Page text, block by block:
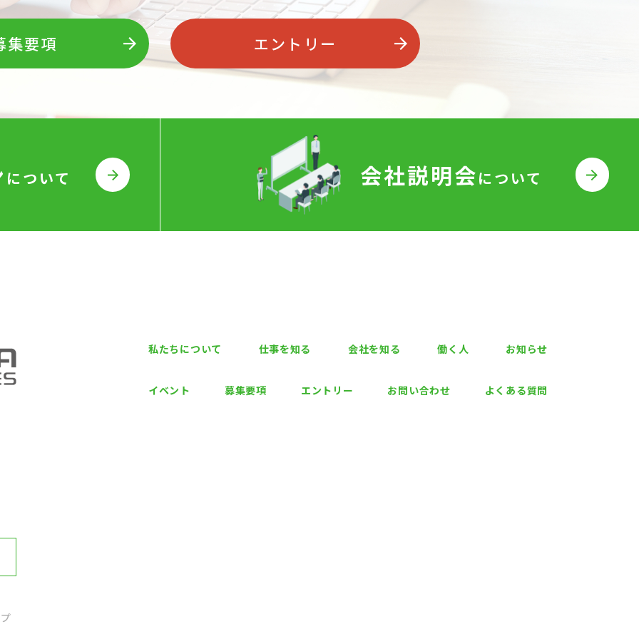
集要項 エントリー
について 会社説明会について
私たちについて 仕事を知る 会社を知る 働く人 お知らせ
イベント 募集要項 エントリー お問い合わせ よくある質問